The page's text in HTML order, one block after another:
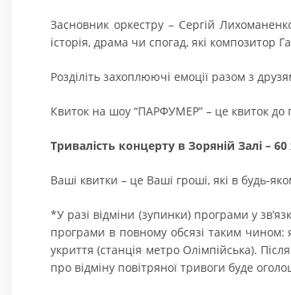
Засновник оркестру – Сергій
історія, драма чи спогад, які композитор
Розділіть захоплюючі емоції разом з
Квиток на шоу “ПАРФУМЕР” – це квиток
Тривалість концерту в Зоряній Залі –
Ваші квитки – це Ваші гроші, які в будь-
*У разі відміни (зупинки) програми у
програми в повному обсязі таким чином:
укриття (станція метро Олімпійська).
про відміну повітряної тривоги буде